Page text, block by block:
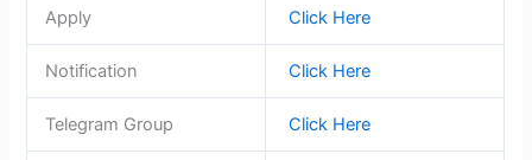
Apply
Click Here
Notification Click Here
Telegram Group Click Here